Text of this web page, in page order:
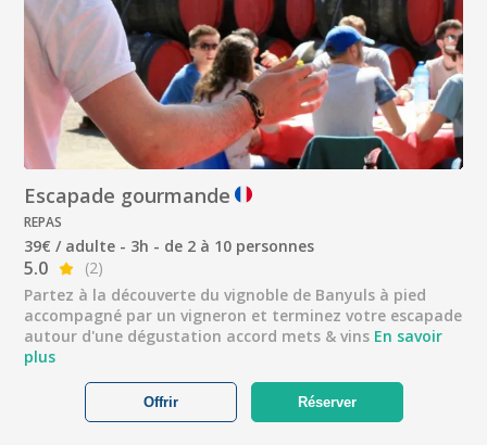
Escapade gourmande
REPAS
39€ / adulte - 3h - de 2 à 10 personnes
5.0
(2)
Partez à la découverte du vignoble de Banyuls à pied
accompagné par un vigneron et terminez votre escapade
autour d'une dégustation accord mets & vins En savoir
plus
Réserver
Offrir